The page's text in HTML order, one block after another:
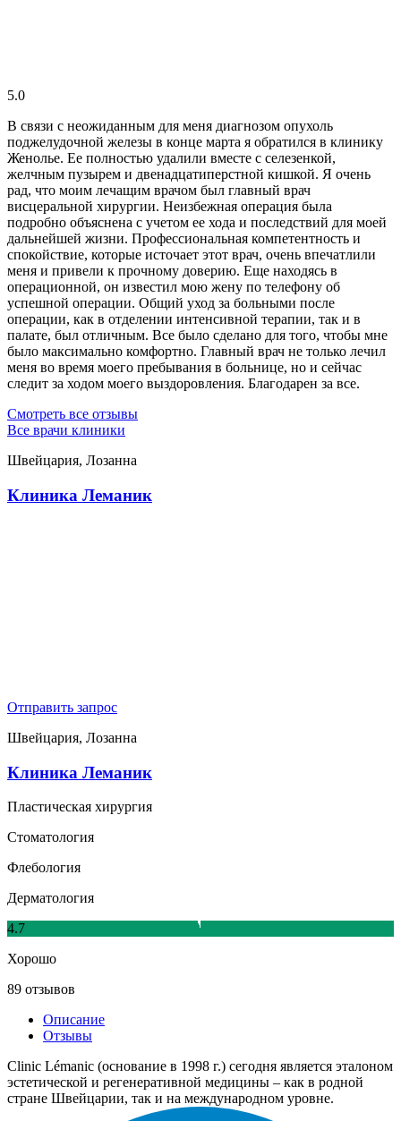
5.0
В связи с неожиданным для меня диагнозом опухоль
поджелудочной железы в конце марта я обратился в клинику
Женолье. Ее полностью удалили вместе с селезенкой,
желчным пузырем и двенадцатиперстной кишкой. Я очень
рад, что моим лечащим врачом был главный врач
висцеральной хирургии. Неизбежная операция была
подробно объяснена с учетом ее хода и последствий для моей
дальнейшей жизни. Профессиональная компетентность и
спокойствие, которые источает этот врач, очень впечатлили
меня и привели к прочному доверию. Еще находясь в
операционной, он известил мою жену по телефону об
успешной операции. Общий уход за больными после
операции, как в отделении интенсивной терапии, так и в
палате, был отличным. Все было сделано для того, чтобы мне
было максимально комфортно. Главный врач не только лечил
меня во время моего пребывания в больнице, но и сейчас
следит за ходом моего выздоровления. Благодарен за все.
Смотреть все отзывы
Все врачи клиники
Швейцария, Лозанна
Клиника Леманик
Отправить запрос
Швейцария, Лозанна
Клиника Леманик
Пластическая хирургия
Стоматология
Флебология
Дерматология
4.7
Хорошо
89 отзывов
Описание
Отзывы
Clinic Lémanic (основание в 1998 г.) сегодня является эталоном
эстетической и регенеративной медицины – как в родной
стране Швейцарии, так и на международном уровне.